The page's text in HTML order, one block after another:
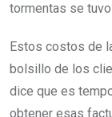
tormentas se
Estos costos de
bolsillo de los
dice que es
obtener esas